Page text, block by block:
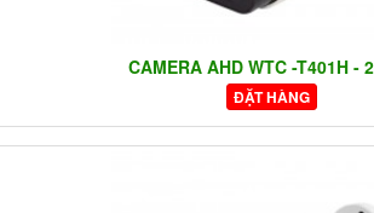
CAMERA AHD WTC -T401H -
ĐẶT HÀNG